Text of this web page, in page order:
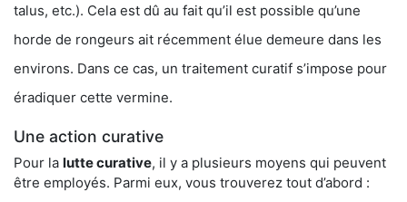
talus, etc.). Cela est dû au fait qu’il est possible qu’une
horde de rongeurs ait récemment élue demeure dans les
environs. Dans ce cas, un traitement curatif s’impose pour
éradiquer cette vermine.
Une action curative
Pour la lutte curative, il y a plusieurs moyens qui peuvent
être employés. Parmi eux, vous trouverez tout d’abord :